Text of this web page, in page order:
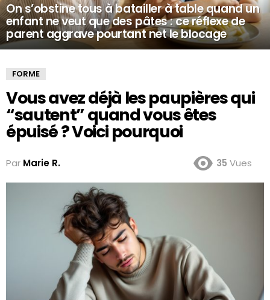
On s’obstine tous à batailler à table quand un
enfant ne veut que des pâtes : ce réflexe de
parent aggrave pourtant net le blocage
FORME
Vous avez déjà les paupières qui
“sautent” quand vous êtes
épuisé ? Voici pourquoi
Par Marie R. 35 Vues